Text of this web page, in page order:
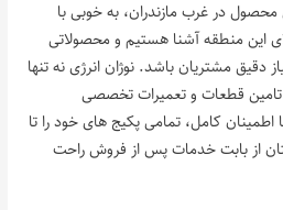
محصول در غرب مازندران، به خوبی با
این منطقه آشنا هستیم و محصولاتی
دقیق مشتریان باشد. نوژان انرژی نه تنها
تامین قطعات و تعمیرات تخصصی
کامل، تمامی پکیج های خود را تا
از بابت خدمات پس از فروش راحت